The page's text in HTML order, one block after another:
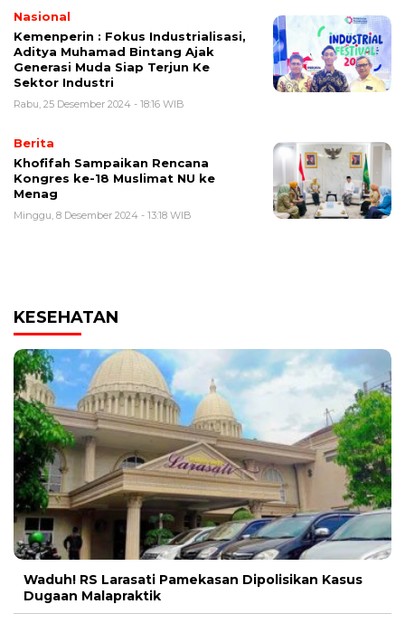
Nasional
Kemenperin : Fokus Industrialisasi,
Aditya Muhamad Bintang Ajak
Generasi Muda Siap Terjun Ke
Sektor Industri
Rabu, 25 Desember 2024 - 18:16 WIB
Berita
Khofifah Sampaikan Rencana
Kongres ke-18 Muslimat NU ke
Menag
Minggu, 8 Desember 2024 - 13:18 WIB
KESEHATAN
Waduh! RS Larasati Pamekasan Dipolisikan Kasus
Dugaan Malapraktik